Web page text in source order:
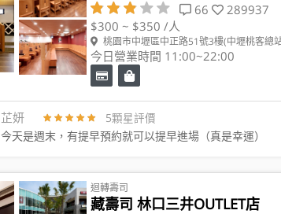
66
289937
$300 ~ $350 /人
桃園市中壢區中正路51號3樓(中壢桃客總
今日營業時間 11:00~22:00
芷妍 5顆星評價
今天是週末，有提早預約就可以提早進場（真是幸運）
迴轉壽司
藏壽司 林口三井OUTLET店